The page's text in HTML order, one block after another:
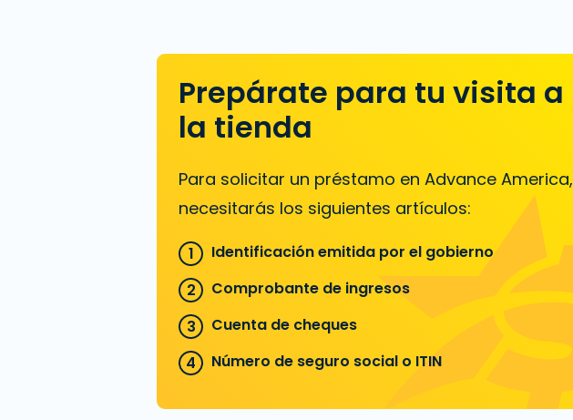
Prepárate para tu visita a
la tienda
Para solicitar un préstamo en Advance America,
necesitarás los siguientes artículos:
Identificación emitida por el gobierno
Comprobante de ingresos
Cuenta de cheques
Número de seguro social o ITIN